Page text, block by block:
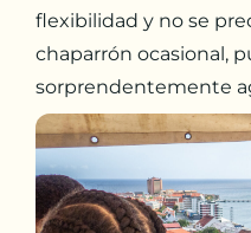
flexibilidad y no se
chaparrón ocasional,
sorprendentemente